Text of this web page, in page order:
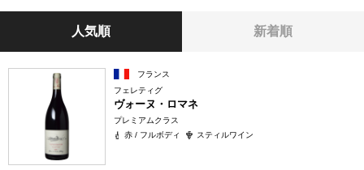
人気順 新着順
フランス
フェレティグ
ヴォーヌ・ロマネ
プレミアムクラス
赤 / フルボディ
スティルワイン